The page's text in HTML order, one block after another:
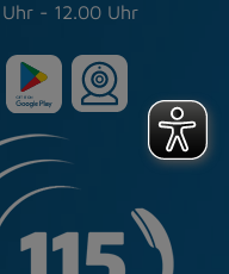
- 12.00 Uhr